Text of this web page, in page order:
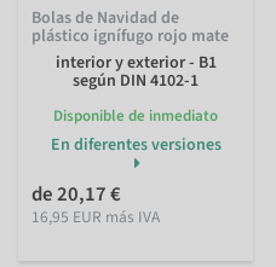
Bolas de Navidad de
plástico ignífugo rojo mate
interior y exterior - B1
según DIN 4102-1
Disponible de inmediato
En diferentes versiones
de 20,17 €
16,95 EUR más IVA